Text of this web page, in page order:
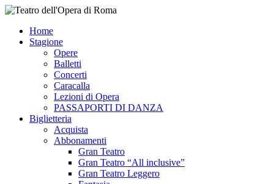
Home
Stagione
Opere
Balletti
Concerti
Caracalla
Lezioni di Opera
PASSAPORTI DI DANZA
Biglietteria
Acquista
Abbonamenti
Gran Teatro
Gran Teatro “All inclusive”
Gran Teatro Leggero